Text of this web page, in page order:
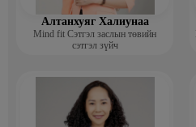
Алтанхуяг Халиунаа
Mind fit Сэтгэл заслын төвийн
сэтгэл зүйч